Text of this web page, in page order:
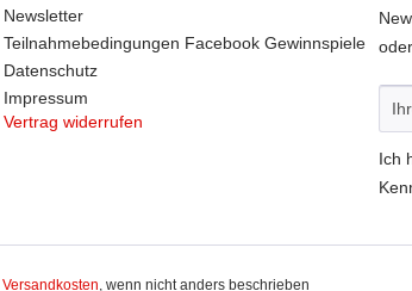
Newsletter
Teilnahmebedingungen Facebook Gewinnspiele
Datenschutz
Impressum
Vertrag widerrufen
Ich
Versandkosten, wenn nicht anders beschrieben